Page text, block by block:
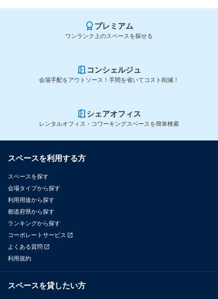
プレミアム
ワンランク上のスペースを探せる
コンシェルジュ
会場手配をアウトソース！手間を省いてコスト削減！
シェアオフィス
レンタルオフィス・コワーキングスペースを簡単検索
スペースを利用する方
スペースを探す
会場タイプから探す
利用用途から探す
都道府県から探す
ランキングから探す
コーポレートサービス
よくある質問
利用規約
スペースを貸したい方